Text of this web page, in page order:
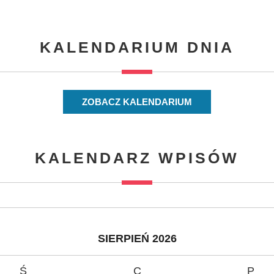
KALENDARIUM DNIA
ZOBACZ KALENDARIUM
KALENDARZ WPISÓW
SIERPIEŃ 2026
Ś C P